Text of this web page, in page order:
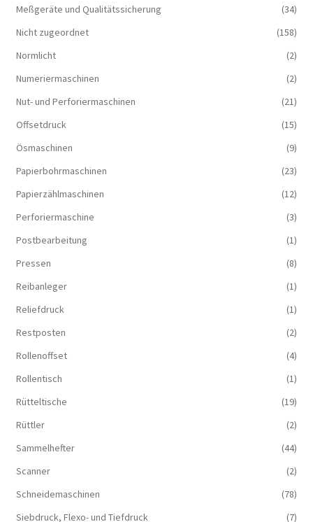
Meßgeräte und Qualitätssicherung
(34)
Nicht zugeordnet
(158)
Normlicht
(2)
Numeriermaschinen
(2)
Nut- und Perforiermaschinen
(21)
Offsetdruck
(15)
Ösmaschinen
(9)
Papierbohrmaschinen
(23)
Papierzählmaschinen
(12)
Perforiermaschine
(3)
Postbearbeitung
(1)
Pressen
(8)
Reibanleger
(1)
Reliefdruck
(1)
Restposten
(2)
Rollenoffset
(4)
Rollentisch
(1)
Rütteltische
(19)
Rüttler
(2)
Sammelhefter
(44)
Scanner
(2)
Schneidemaschinen
(78)
Siebdruck, Flexo- und Tiefdruck
(7)